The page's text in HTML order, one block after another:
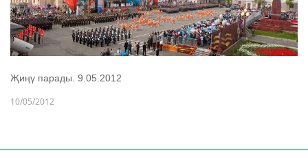
Җиңү парады. 9.05.2012
10/05/2012